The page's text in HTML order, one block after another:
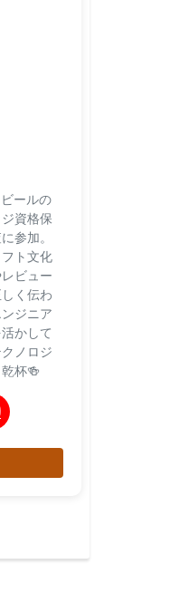
ールの
資格保
参加。
ト文化
ビュー
く伝わ
ジニア
かして
ノロジ
杯🍻